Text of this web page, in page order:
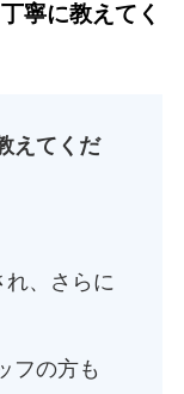
寧に教えてく
えてくだ
れ、さらに
フの方も